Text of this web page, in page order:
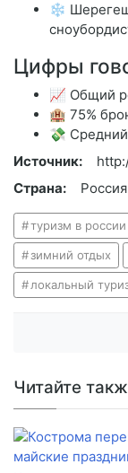
❄️ Шерегеш
Цифры
📈 Общий
🏨 75%
💸
Источник:
Страна:
Россия
туризм в россии
зимний отдых
локальный
Читайте